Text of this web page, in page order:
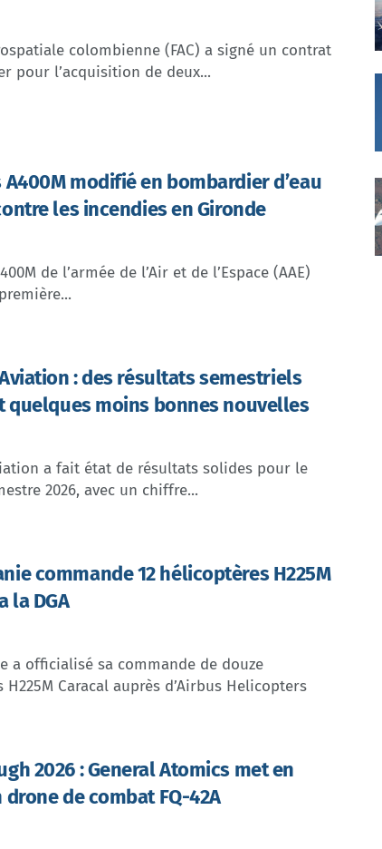
colombienne (FAC) a signé un contrat
pour l’acquisition de deux...
A400M modifié en bombardier d’eau
les incendies en Gironde
de l’armée de l’Air et de l’Espace (AAE)
: des résultats semestriels
quelques moins bonnes nouvelles
a fait état de résultats solides pour le
2026, avec un chiffre...
commande 12 hélicoptères H225M
la DGA
a officialisé sa commande de douze
Caracal auprès d’Airbus Helicopters
2026 : General Atomics met en
de combat FQ-42A